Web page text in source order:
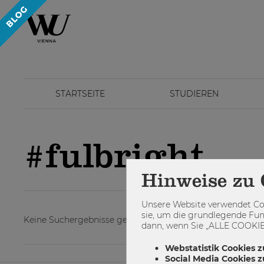
STARTSEITE STUDIEREN
#fulbright
Keine Suchergebnisse gefunden.
Hinweise zu
Unsere Website verwendet
sie, um die grundlegende
dann, wenn Sie „ALLE
Webstatistik Cookies
Social Media Cookies